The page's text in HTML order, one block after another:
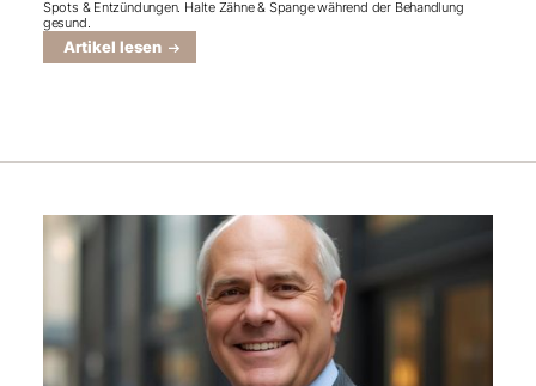
Spots & Entzündungen. Halte Zähne & Spange während der Behandlung
gesund.
Artikel lesen